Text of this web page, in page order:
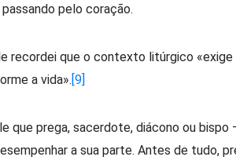
pelo coração.
recordei que o contexto litúrgico
a vida».[9]
que prega, sacerdote, diácono ou
a sua parte. Antes de tudo,